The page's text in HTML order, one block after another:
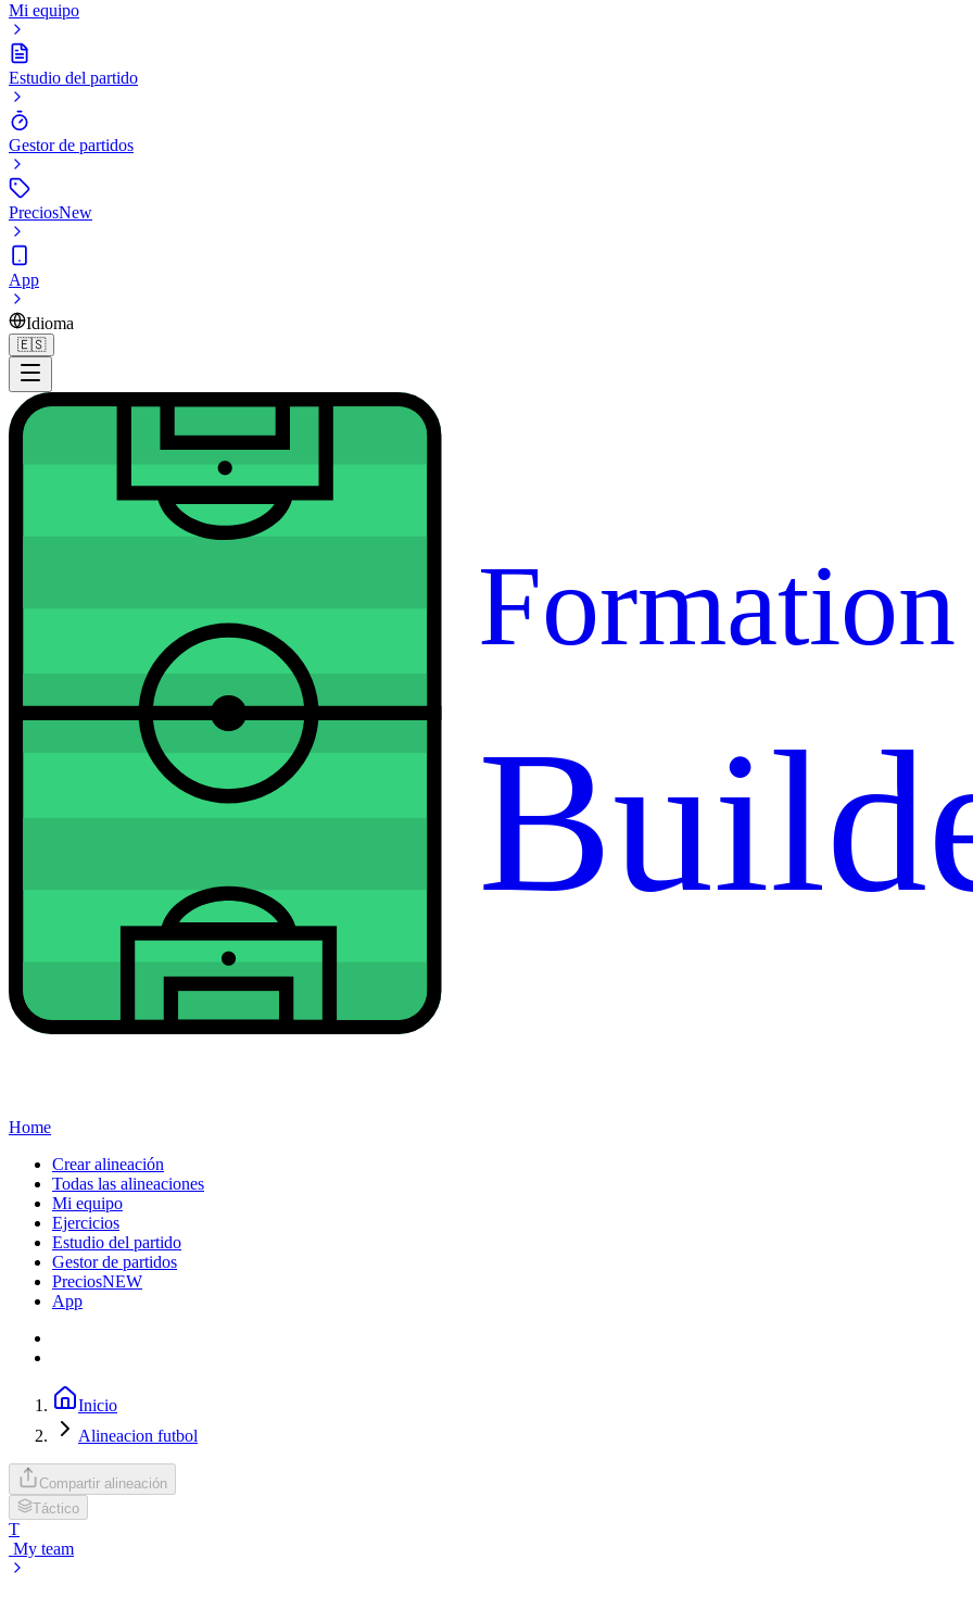
Mi equipo
Estudio del partido
Gestor de partidos
PreciosNew
App
Idioma
🇪🇸
Formation
Home
Crear alineación
Todas las alineaciones
Mi equipo
Ejercicios
Estudio del partido
Gestor de partidos
PreciosNEW
App
Inicio
Alineacion futbol
Compartir alineación
Táctico
T
My team